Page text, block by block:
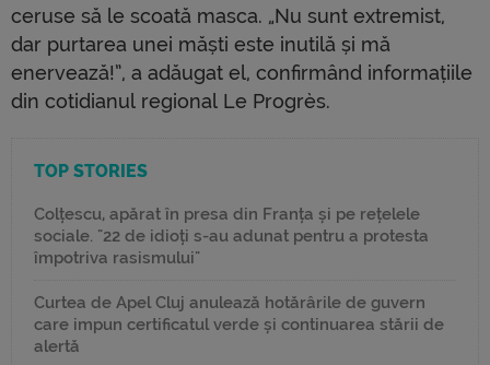
ceruse să le scoată masca. „Nu sunt extremist,
dar purtarea unei măști este inutilă și mă
enervează!”, a adăugat el, confirmând informațiile
din cotidianul regional Le Progrès.
TOP STORIES
Colțescu, apărat în presa din Franța și pe rețelele
sociale. "22 de idioți s-au adunat pentru a protesta
împotriva rasismului"
Curtea de Apel Cluj anulează hotărârile de guvern
care impun certificatul verde și continuarea stării de
alertă